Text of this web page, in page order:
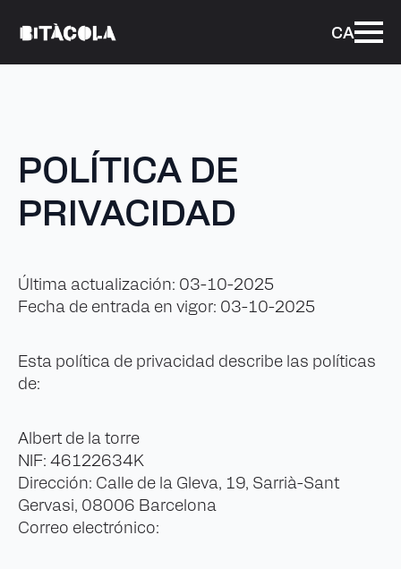
CA
POLÍTICA DE
PRIVACIDAD
Última actualización: 03-10-2025
Fecha de entrada en vigor: 03-10-2025
Esta política de privacidad describe las políticas
de:
Albert de la torre
NIF: 46122634K
Dirección: Calle de la Gleva, 19, Sarrià-Sant
Gervasi, 08006 Barcelona
Correo electrónico: